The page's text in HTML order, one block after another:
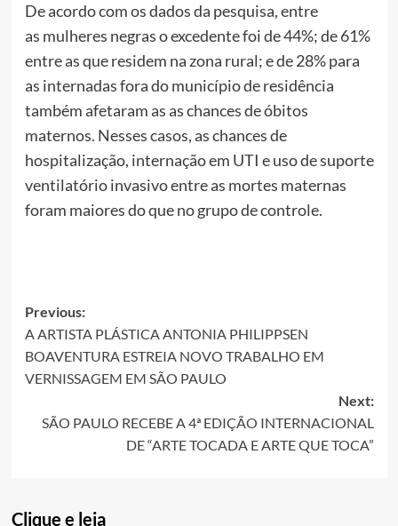
De acordo com os dados da pesquisa, entre
as mulheres negras o excedente foi de 44%; de 61%
entre as que residem na zona rural; e de 28% para
as internadas fora do município de residência
também afetaram as as chances de óbitos
maternos. Nesses casos, as chances de
hospitalização, internação em UTI e uso de suporte
ventilatório invasivo entre as mortes maternas
foram maiores do que no grupo de controle.
Post
navigation
Previous:
A ARTISTA PLÁSTICA ANTONIA PHILIPPSEN
BOAVENTURA ESTREIA NOVO TRABALHO EM
VERNISSAGEM EM SÃO PAULO
Next:
SÃO PAULO RECEBE A 4ª EDIÇÃO INTERNACIONAL
DE “ARTE TOCADA E ARTE QUE TOCA”
Clique e leia